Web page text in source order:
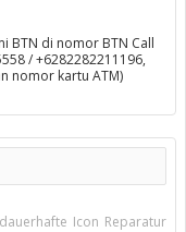
BTN di nomor BTN Call
/ +6282282211196,
nomor kartu ATM)
Icon Reparatur